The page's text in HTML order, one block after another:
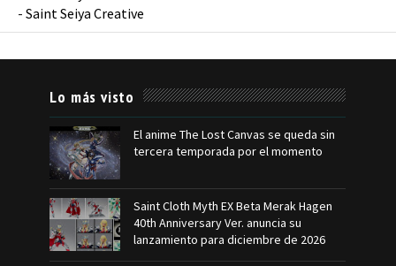
- Saint Seiya Creative
Lo más visto
El anime The Lost Canvas se queda sin
tercera temporada por el momento
Saint Cloth Myth EX Beta Merak Hagen
40th Anniversary Ver. anuncia su
lanzamiento para diciembre de 2026